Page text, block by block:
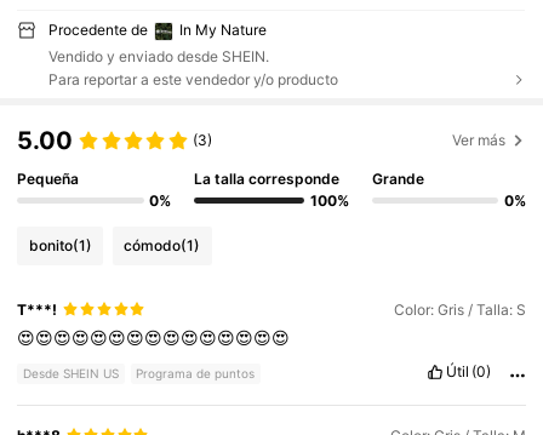
Procedente de
In My Nature
Vendido y enviado desde SHEIN.
Para reportar a este vendedor y/o producto
5.00 (3) Ver más
Pequeña
0%
La talla corresponde
100%
Grande
0%
bonito(1) cómodo(1)
T***! Color: Gris / Talla: S
😍😍😍😍😍😍😍😍😍😍😍😍😍😍😍
Desde SHEIN US Programa de puntos Útil (0)